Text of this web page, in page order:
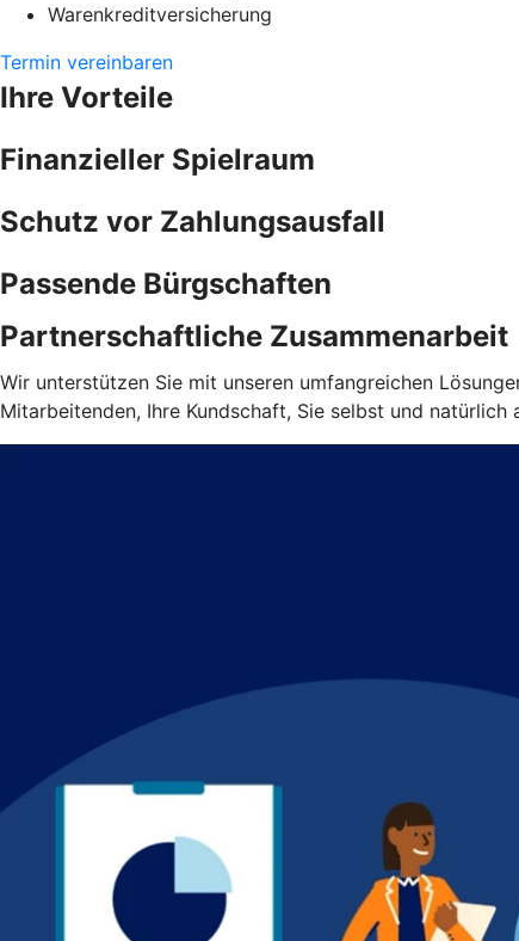
Warenkreditversicherung
Termin vereinbaren
Ihre Vorteile
Finanzieller Spielraum
Schutz vor Zahlungsausfall
Passende Bürgschaften
Partnerschaftliche Zusammenarbeit
Wir unterstützen Sie mit unseren umfangreichen
Mitarbeitenden, Ihre Kundschaft, Sie selbst und natürlich